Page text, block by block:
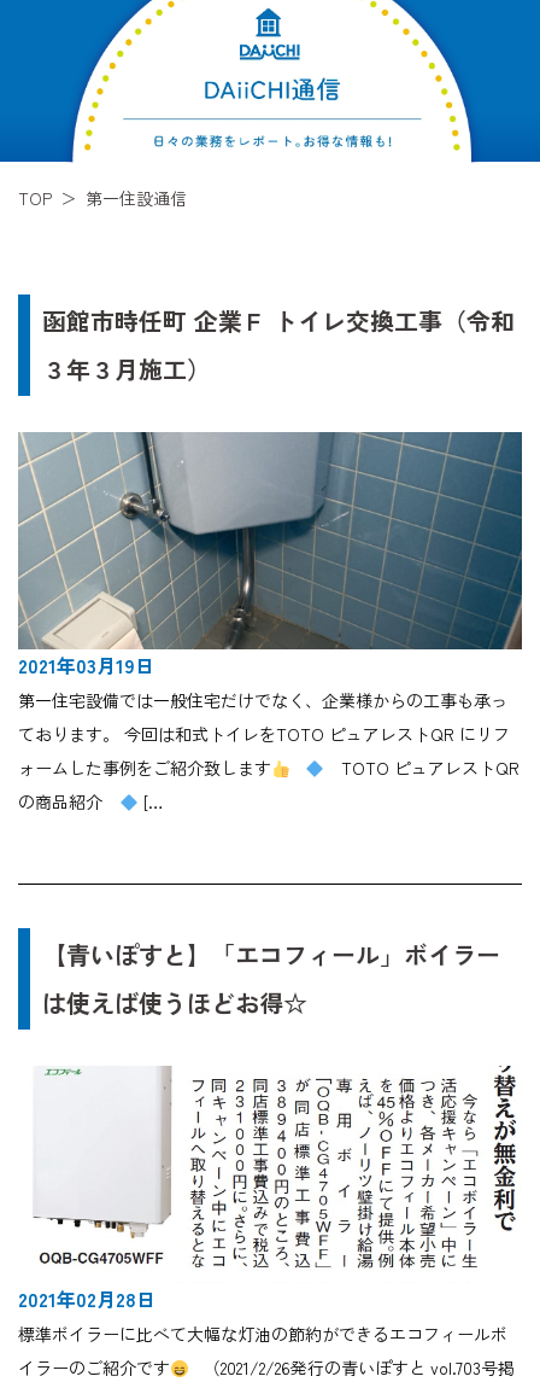
TOP 第一住設通信
函館市時任町 企業Ｆ トイレ交換工事（令和
３年３月施工）
2021年03月19日
第一住宅設備では一般住宅だけでなく、企業様からの工事も承っ
ております。 今回は和式トイレをTOTO ピュアレストQR にリフ
ォームした事例をご紹介致します
TOTO ピュアレストQR
の商品紹介
[…
【青いぽすと】「エコフィール」ボイラー
は使えば使うほどお得☆
2021年02月28日
標準ボイラーに比べて大幅な灯油の節約ができるエコフィールボ
イラーのご紹介です
（2021/2/26発行の青いぽすと vol.703号掲